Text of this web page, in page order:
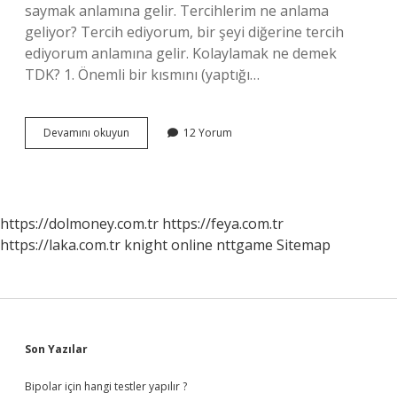
saymak anlamına gelir. Tercihlerim ne anlama
geliyor? Tercih ediyorum, bir şeyi diğerine tercih
ediyorum anlamına gelir. Kolaylamak ne demek
TDK? 1. Önemli bir kısmını (yaptığı…
Devamını okuyun
Sözlük
12 Yorum
https://dolmoney.com.tr https://feya.com.tr
https://laka.com.tr knight online nttgame Sitemap
Sidebar
Son Yazılar
Bipolar için hangi testler yapılır ?